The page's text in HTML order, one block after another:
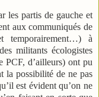
les partis de gauche et
aux communiqués de
temporairement…) à
militants écologistes
PCF, d’ailleurs) ont pu
la possibilité de ne pas
est évident qu’on ne